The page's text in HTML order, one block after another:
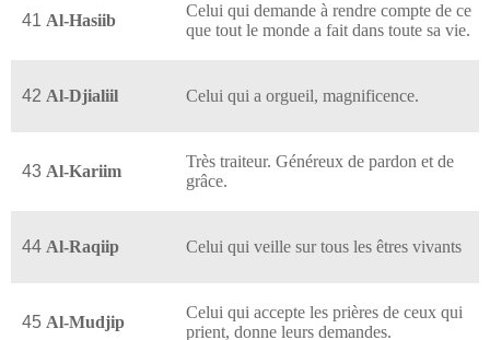
41 Al-Hasiib
Celui qui demande à rendre compte de ce
que tout le monde a fait dans toute sa vie.
42 Al-Djialiil Celui qui a orgueil, magnificence.
43 Al-Kariim
Très traiteur. Généreux de pardon et de
grâce.
44 Al-Raqiip Celui qui veille sur tous les êtres vivants
45 Al-Mudjip
Celui qui accepte les prières de ceux qui
prient, donne leurs demandes.